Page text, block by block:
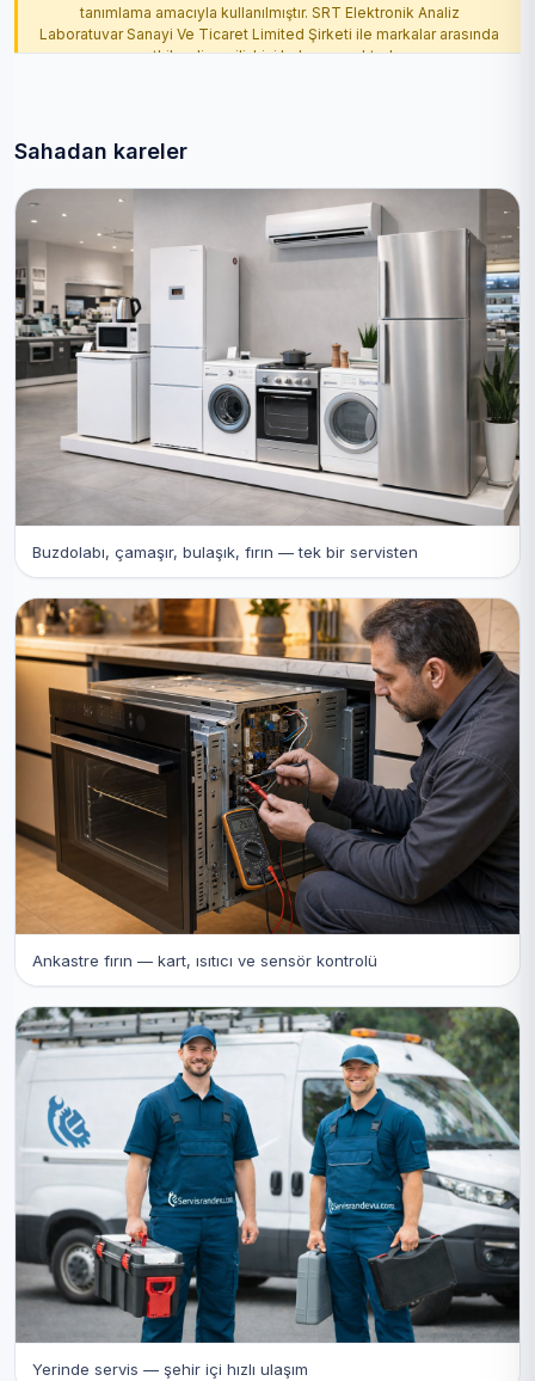
tanımlama amacıyla kullanılmıştır. SRT Elektronik Analiz
Laboratuvar Sanayi Ve Ticaret Limited Şirketi ile markalar arasında
yetkilendirme ilişkisi bulunmamaktadır.
Sahadan kareler
Buzdolabı, çamaşır, bulaşık, fırın — tek bir servisten
Ankastre fırın — kart, ısıtıcı ve sensör kontrolü
Yerinde servis — şehir içi hızlı ulaşım